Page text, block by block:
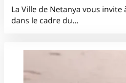
La Ville de Netanya vous
dans le cadre du…